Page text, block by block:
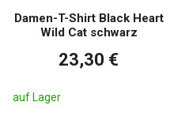
Damen-T-Shirt Black Heart
Wild Cat schwarz
23,30 €
auf Lager